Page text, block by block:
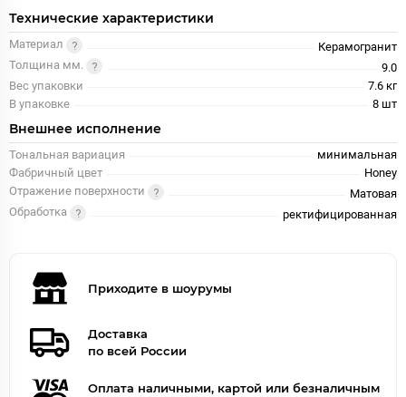
Технические характеристики
Материал
Керамогранит
Толщина мм.
9.0
Вес упаковки
7.6 кг
В упаковке
8 шт
Внешнее исполнение
Тональная вариация
минимальная
Фабричный цвет
Honey
Отражение поверхности
Матовая
Обработка
ректифицированная
Приходите в шоурумы
Доставка
по всей России
Оплата наличными, картой или безналичным